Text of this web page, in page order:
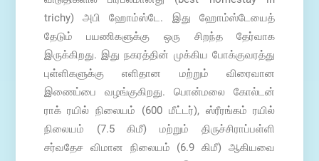
trichy) அபி ஹோம்ஸ்டே. இது ஹோம்ஸ்டேயைத்
தேடும் பயணிகளுக்கு ஒரு சிறந்த தேர்வாக
இருக்கிறது. இது நகரத்தின் முக்கிய போக்குவரத்து
புள்ளிகளுக்கு எளிதான மற்றும் விரைவான
இணைப்பை வழங்குகிறது. பொன்மலை கோல்டன்
ராக் ரயில் நிலையம் (600 மீட்டர்), ஸ்ரீரங்கம் ரயில்
நிலையம் (7.5 கிமீ) மற்றும் திருச்சிராப்பள்ளி
சர்வதேச விமான நிலையம் (6.9 கிமீ) ஆகியவை